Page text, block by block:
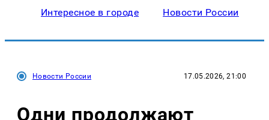
Интересное в городе Новости России
Новости России 17.05.2026, 21:00
Одни продолжают